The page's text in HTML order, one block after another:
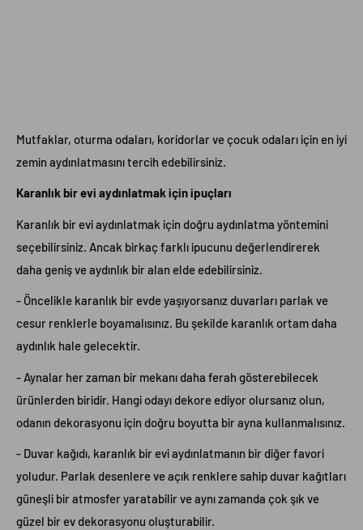
Mutfaklar, oturma odaları, koridorlar ve çocuk odaları için en iyi
zemin aydınlatmasını tercih edebilirsiniz.
Karanlık bir evi aydınlatmak için ipuçları
Karanlık bir evi aydınlatmak için doğru aydınlatma yöntemini
seçebilirsiniz. Ancak birkaç farklı ipucunu değerlendirerek
daha geniş ve aydınlık bir alan elde edebilirsiniz.
- Öncelikle karanlık bir evde yaşıyorsanız duvarları parlak ve
cesur renklerle boyamalısınız. Bu şekilde karanlık ortam daha
aydınlık hale gelecektir.
- Aynalar her zaman bir mekanı daha ferah gösterebilecek
ürünlerden biridir. Hangi odayı dekore ediyor olursanız olun,
odanın dekorasyonu için doğru boyutta bir ayna kullanmalısınız.
- Duvar kağıdı, karanlık bir evi aydınlatmanın bir diğer favori
yoludur. Parlak desenlere ve açık renklere sahip duvar kağıtları
güneşli bir atmosfer yaratabilir ve aynı zamanda çok şık ve
güzel bir ev dekorasyonu oluşturabilir.